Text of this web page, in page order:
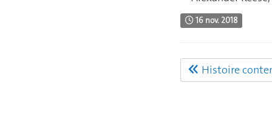
16 nov. 2018
Histoire